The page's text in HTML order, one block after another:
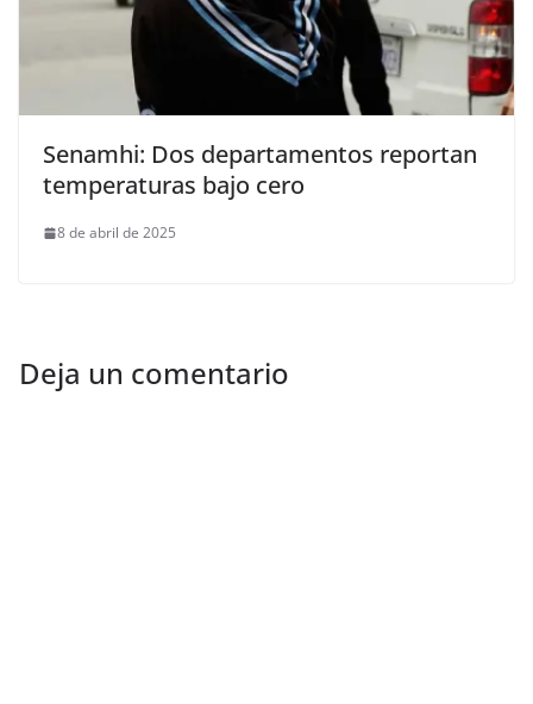
Senamhi: Dos departamentos reportan
temperaturas bajo cero
8 de abril de 2025
Deja un comentario